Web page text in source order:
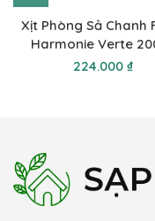
Xịt Phòng Sả Chanh
Harmonie Verte
₫